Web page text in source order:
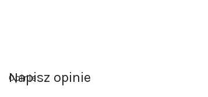
Napisz opinie
Opinie